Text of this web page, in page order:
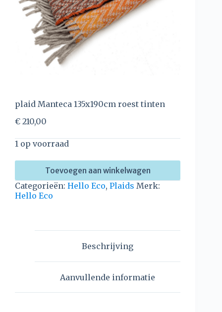
plaid Manteca 135x190cm roest tinten
€ 210,00
1 op voorraad
Toevoegen aan winkelwagen
Categorieën: Hello Eco, Plaids Merk:
Hello Eco
Beschrijving
Aanvullende informatie